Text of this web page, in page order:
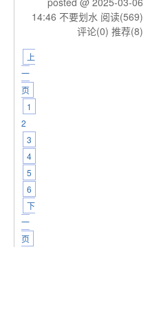
14:46 不要划水 阅读(569)
评论(0) 推荐(8)
上
一
页
1
2
3
4
5
6
下
一
页